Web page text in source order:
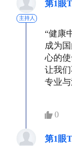
主持人
第1眼
“健康
成为
心的使
让我
专业
0
第1眼